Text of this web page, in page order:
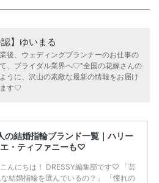
認】ゆいまる
後、ウェディングプランナーのお仕事の
、ブライダル業界へ♡*全国の花嫁さんの
うに、沢山の素敵な最新の情報をお届け
ます♡
の結婚指輪ブランド一覧｜ハリー
・ティファニーも♡
んにちは！ DRESSY編集部です♡ 「芸
結婚指輪を選んでいるの？」 「憧れの